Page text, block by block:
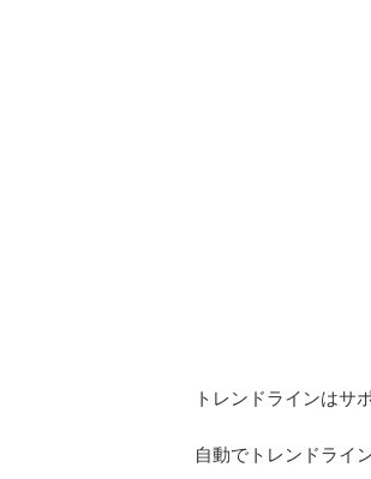
トレンドラインはサ
自動でトレンドライ